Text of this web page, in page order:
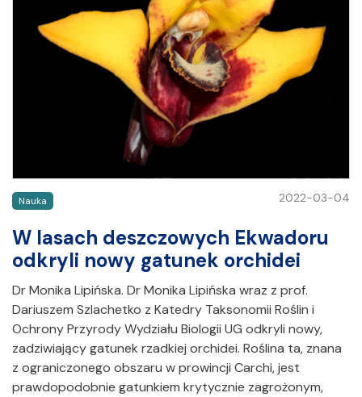
Nauka 2022-03-04
W lasach deszczowych Ekwadoru
odkryli nowy gatunek orchidei
Dr Monika Lipińska. Dr Monika Lipińska wraz z prof.
Dariuszem Szlachetko z Katedry Taksonomii Roślin i
Ochrony Przyrody Wydziału Biologii UG odkryli nowy,
zadziwiający gatunek rzadkiej orchidei. Roślina ta, znana
z ograniczonego obszaru w prowincji Carchi, jest
prawdopodobnie gatunkiem krytycznie zagrożonym,